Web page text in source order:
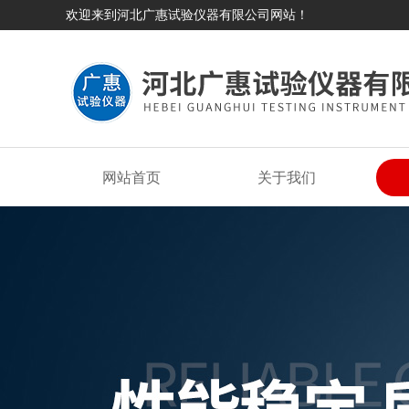
欢迎来到河北广惠试验仪器有限公司网站！
网站首页 关于我们